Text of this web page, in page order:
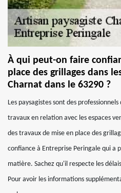
À qui peut-on faire
place des grillages dans
Charnat dans le 63290 ?
Les paysagistes sont des
travaux en relation avec les espaces
des travaux de mise en place des
confiance à Entreprise Peringale qui a
matière. Sachez qu'il respecte les
Pour avoir les informations